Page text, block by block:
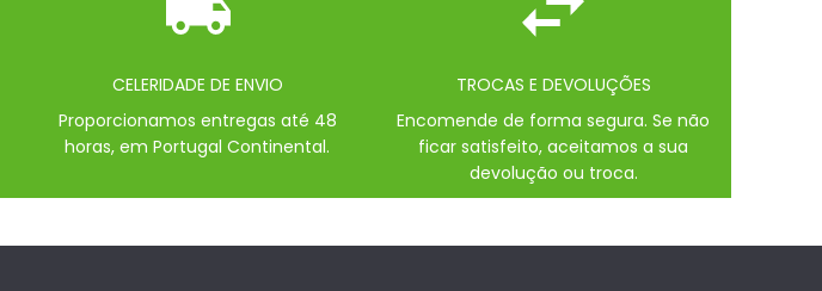
CELERIDADE DE ENVIO
Proporcionamos entregas até 48
horas, em Portugal Continental.
TROCAS E DEVOLUÇÕES
Encomende de forma segura. Se não
ficar satisfeito, aceitamos a sua
devolução ou troca.